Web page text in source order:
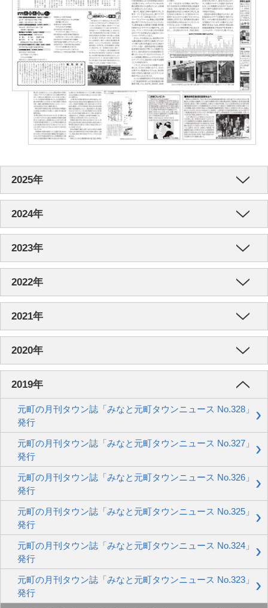
2025年
2024年
2023年
2022年
2021年
2020年
2019年
元町の月刊タウン誌「みなと元町タウンニュース No.328」
発行
元町の月刊タウン誌「みなと元町タウンニュース No.327」
発行
元町の月刊タウン誌「みなと元町タウンニュース No.326」
発行
元町の月刊タウン誌「みなと元町タウンニュース No.325」
発行
元町の月刊タウン誌「みなと元町タウンニュース No.324」
発行
元町の月刊タウン誌「みなと元町タウンニュース No.323」
発行